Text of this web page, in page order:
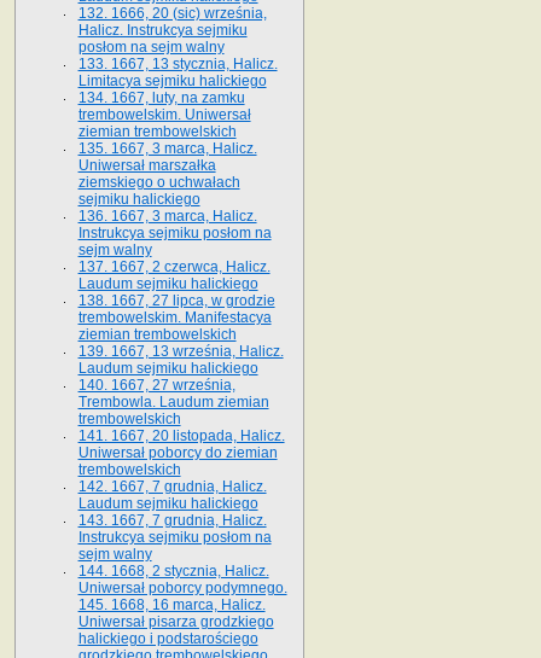
132. 1666, 20 (sic) września,
Halicz. Instrukcya sejmiku
posłom na sejm walny
133. 1667, 13 stycznia, Halicz.
Limitacya sejmiku halickiego
134. 1667, luty, na zamku
trembowelskim. Uniwersał
ziemian trembowelskich
135. 1667, 3 marca, Halicz.
Uniwersał marszałka
ziemskiego o uchwałach
sejmiku halickiego
136. 1667, 3 marca, Halicz.
Instrukcya sejmiku posłom na
sejm walny
137. 1667, 2 czerwca, Halicz.
Laudum sejmiku halickiego
138. 1667, 27 lipca, w grodzie
trembowelskim. Manifestacya
ziemian trembowelskich
139. 1667, 13 września, Halicz.
Laudum sejmiku halickiego
140. 1667, 27 września,
Trembowla. Laudum ziemian
trembowelskich
141. 1667, 20 listopada, Halicz.
Uniwersał poborcy do ziemian
trembowelskich
142. 1667, 7 grudnia, Halicz.
Laudum sejmiku halickiego
143. 1667, 7 grudnia, Halicz.
Instrukcya sejmiku posłom na
sejm walny
144. 1668, 2 stycznia, Halicz.
Uniwersał poborcy podymnego.
145. 1668, 16 marca, Halicz.
Uniwersał pisarza grodzkiego
halickiego i podstarościego